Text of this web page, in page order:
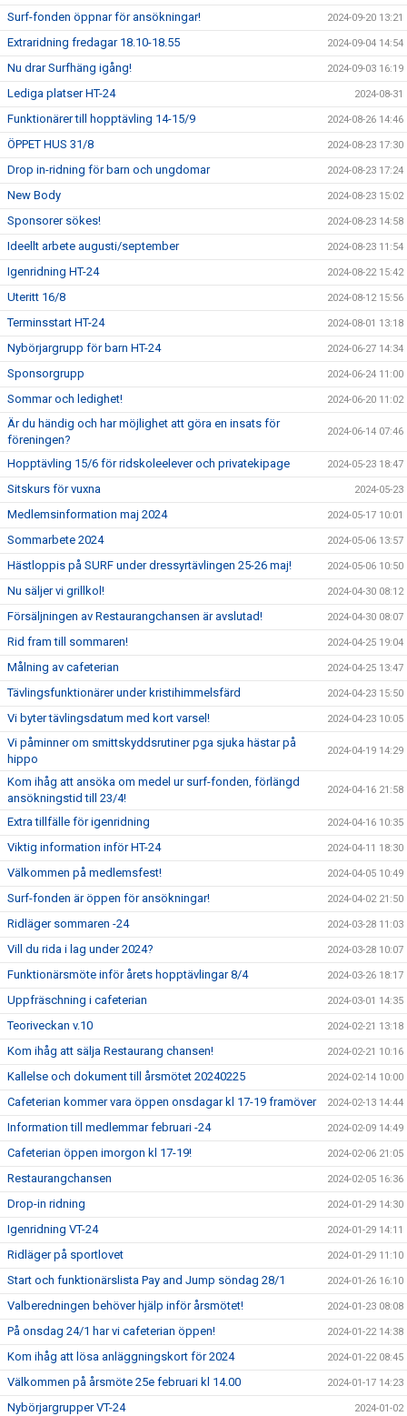
Surf-fonden öppnar för ansökningar! 2024-09-20 13:21
Extraridning fredagar 18.10-18.55 2024-09-04 14:54
Nu drar Surfhäng igång! 2024-09-03 16:19
Lediga platser HT-24 2024-08-31
Funktionärer till hopptävling 14-15/9 2024-08-26 14:46
ÖPPET HUS 31/8 2024-08-23 17:30
Drop in-ridning för barn och ungdomar 2024-08-23 17:24
New Body 2024-08-23 15:02
Sponsorer sökes! 2024-08-23 14:58
Ideellt arbete augusti/september 2024-08-23 11:54
Igenridning HT-24 2024-08-22 15:42
Uteritt 16/8 2024-08-12 15:56
Terminsstart HT-24 2024-08-01 13:18
Nybörjargrupp för barn HT-24 2024-06-27 14:34
Sponsorgrupp 2024-06-24 11:00
Sommar och ledighet! 2024-06-20 11:02
Är du händig och har möjlighet att göra en insats för
föreningen?
2024-06-14 07:46
Hopptävling 15/6 för ridskoleelever och privatekipage 2024-05-23 18:47
Sitskurs för vuxna 2024-05-23
Medlemsinformation maj 2024 2024-05-17 10:01
Sommarbete 2024 2024-05-06 13:57
Hästloppis på SURF under dressyrtävlingen 25-26 maj! 2024-05-06 10:50
Nu säljer vi grillkol! 2024-04-30 08:12
Försäljningen av Restaurangchansen är avslutad! 2024-04-30 08:07
Rid fram till sommaren! 2024-04-25 19:04
Målning av cafeterian 2024-04-25 13:47
Tävlingsfunktionärer under kristihimmelsfärd 2024-04-23 15:50
Vi byter tävlingsdatum med kort varsel! 2024-04-23 10:05
Vi påminner om smittskyddsrutiner pga sjuka hästar på
hippo
2024-04-19 14:29
Kom ihåg att ansöka om medel ur surf-fonden, förlängd
ansökningstid till 23/4!
2024-04-16 21:58
Extra tillfälle för igenridning 2024-04-16 10:35
Viktig information inför HT-24 2024-04-11 18:30
Välkommen på medlemsfest! 2024-04-05 10:49
Surf-fonden är öppen för ansökningar! 2024-04-02 21:50
Ridläger sommaren -24 2024-03-28 11:03
Vill du rida i lag under 2024? 2024-03-28 10:07
Funktionärsmöte inför årets hopptävlingar 8/4 2024-03-26 18:17
Uppfräschning i cafeterian 2024-03-01 14:35
Teoriveckan v.10 2024-02-21 13:18
Kom ihåg att sälja Restaurang chansen! 2024-02-21 10:16
Kallelse och dokument till årsmötet 20240225 2024-02-14 10:00
Cafeterian kommer vara öppen onsdagar kl 17-19 framöver 2024-02-13 14:44
Information till medlemmar februari -24 2024-02-09 14:49
Cafeterian öppen imorgon kl 17-19! 2024-02-06 21:05
Restaurangchansen 2024-02-05 16:36
Drop-in ridning 2024-01-29 14:30
Igenridning VT-24 2024-01-29 14:11
Ridläger på sportlovet 2024-01-29 11:10
Start och funktionärslista Pay and Jump söndag 28/1 2024-01-26 16:10
Valberedningen behöver hjälp inför årsmötet! 2024-01-23 08:08
På onsdag 24/1 har vi cafeterian öppen! 2024-01-22 14:38
Kom ihåg att lösa anläggningskort för 2024 2024-01-22 08:45
Välkommen på årsmöte 25e februari kl 14.00 2024-01-17 14:23
Nybörjargrupper VT-24 2024-01-02